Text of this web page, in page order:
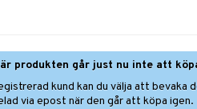
produkten går just nu inte att
kund kan du välja att bevaka
via epost när den går att köpa igen.